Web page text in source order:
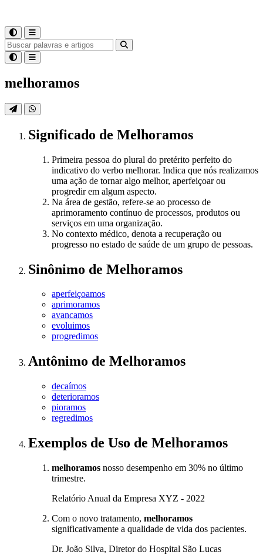
melhoramos
Significado de Melhoramos
Primeira pessoa do plural do pretérito perfeito do
indicativo do verbo melhorar. Indica que nós realizamos
uma ação de tornar algo melhor, aperfeiçoar ou
progredir em algum aspecto.
Na área de gestão, refere-se ao processo de
aprimoramento contínuo de processos, produtos ou
serviços em uma organização.
No contexto médico, denota a recuperação ou
progresso no estado de saúde de um grupo de pessoas.
Sinônimo de Melhoramos
aperfeiçoamos
aprimoramos
avancamos
evoluimos
progredimos
Antônimo de Melhoramos
decaímos
deterioramos
pioramos
regredimos
Exemplos de Uso de Melhoramos
melhoramos nosso desempenho em 30% no último
trimestre.
Relatório Anual da Empresa XYZ - 2022
Com o novo tratamento, melhoramos
significativamente a qualidade de vida dos pacientes.
Dr. João Silva, Diretor do Hospital São Lucas